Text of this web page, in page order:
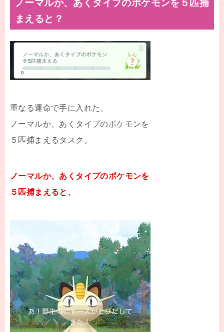
ノーマルか、あくタイプのポケモンを５匹捕
まえると？
重なる運命で手に入れた、
ノーマルか、あくタイプのポケモンを
５匹捕まえるタスク。
ノーマルか、あくタイプのポケモンを
５匹捕まえると、